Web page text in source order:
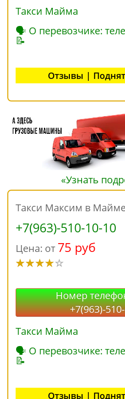
Такси Майма
🗣 О перевозчике:
📝
Отзывы |
«Узнать
Такси Максим в
+7(963)-510-10-10
Цена: от 75 руб
Номер
+7(963)-
Такси Майма
🗣 О перевозчике:
📝
Отзывы |